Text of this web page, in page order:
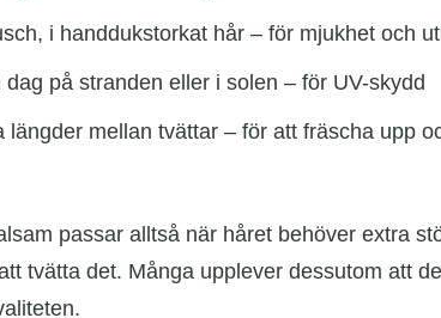
i handdukstorkat hår – för mjukhet och
dag på stranden eller i solen – för UV-skydd
längder mellan tvättar – för att fräscha upp
passar alltså när håret behöver extra
tvätta det. Många upplever dessutom att